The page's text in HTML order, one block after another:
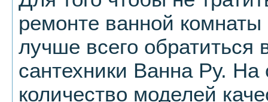
ремонте ванной
лучше всего обратиться
сантехники Ванна Ру.
количество моделей